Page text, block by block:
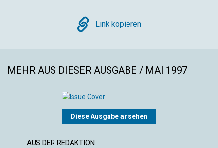
Copy
Link kopieren
MEHR AUS DIESER AUSGABE / MAI 1997
Diese Ausgabe ansehen
AUS DER REDAKTION